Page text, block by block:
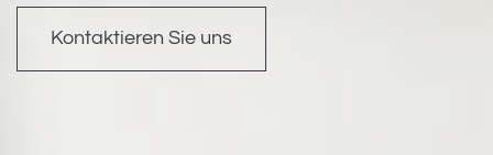
Kontaktieren Sie uns